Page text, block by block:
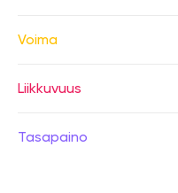
Voima
Liikkuvuus
Tasapaino